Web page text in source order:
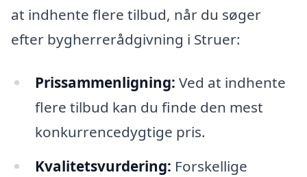
at indhente flere tilbud, når du søger
efter bygherrerådgivning i Struer:
Prissammenligning: Ved at indhente
flere tilbud kan du finde den mest
konkurrencedygtige pris.
Kvalitetsvurdering: Forskellige